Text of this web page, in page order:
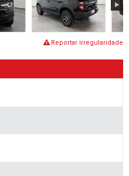
Reportar irregularidade